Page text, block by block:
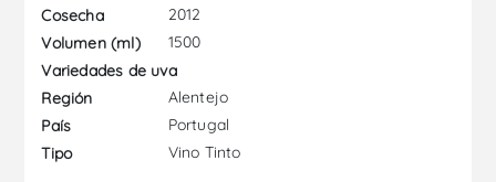
Cosecha
2012
Volumen (ml)
1500
Variedades de uva
Región
Alentejo
País
Portugal
Tipo
Vino Tinto